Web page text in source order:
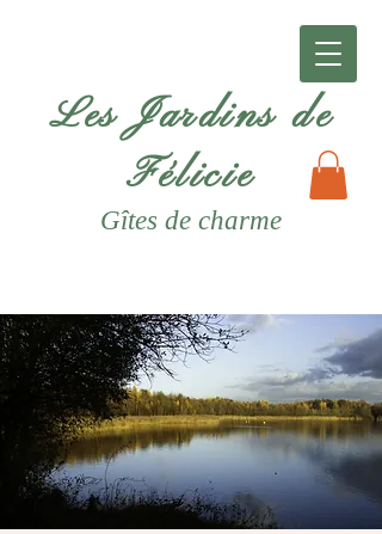
Les Jardins de
Félicie
Gîtes de charme